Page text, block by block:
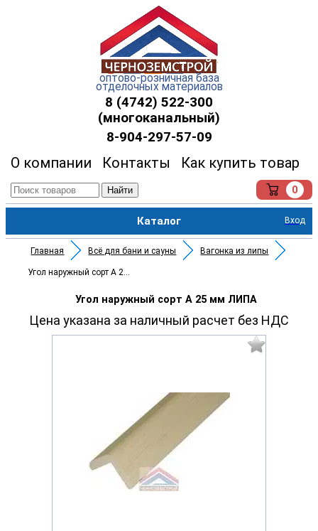
оптово-розничная база
отделочных материалов
8 (4742) 522-300
(многоканальный)
8-904-297-57-09
О компании Контакты Как купить товар
Найти 0
Каталог Вход
Главная Всё для бани и сауны Вагонка из липы
Угол наружный сорт А 25 мм ЛИП
Угол наружный сорт А 25 мм ЛИПА
Цена указана за наличный расчет без НДС